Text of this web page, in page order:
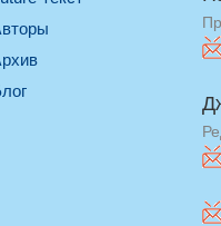
Авторы
Архив
Блог